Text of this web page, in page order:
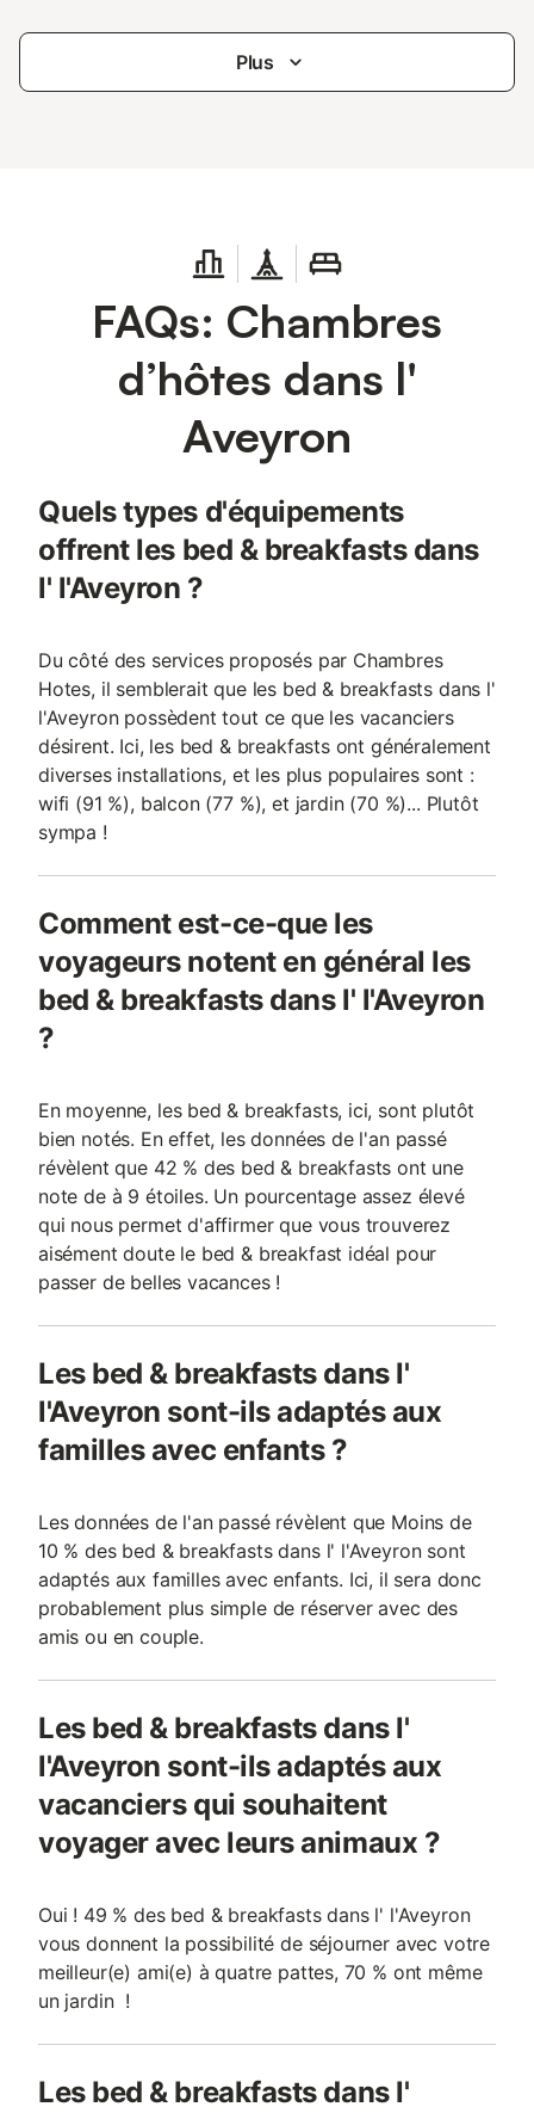
Plus
FAQs: Chambres
d’hôtes dans l'
Aveyron
Quels types d'équipements
offrent les bed & breakfasts dans
l' l'Aveyron ?
Du côté des services proposés par Chambres
Hotes, il semblerait que les bed & breakfasts dans l'
l'Aveyron possèdent tout ce que les vacanciers
désirent. Ici, les bed & breakfasts ont généralement
diverses installations, et les plus populaires sont :
wifi (91 %), balcon (77 %), et jardin (70 %)... Plutôt
sympa !
Comment est-ce-que les
voyageurs notent en général les
bed & breakfasts dans l' l'Aveyron
?
En moyenne, les bed & breakfasts, ici, sont plutôt
bien notés. En effet, les données de l'an passé
révèlent que 42 % des bed & breakfasts ont une
note de à 9 étoiles. Un pourcentage assez élevé
qui nous permet d'affirmer que vous trouverez
aisément doute le bed & breakfast idéal pour
passer de belles vacances !
Les bed & breakfasts dans l'
l'Aveyron sont-ils adaptés aux
familles avec enfants ?
Les données de l'an passé révèlent que Moins de
10 % des bed & breakfasts dans l' l'Aveyron sont
adaptés aux familles avec enfants. Ici, il sera donc
probablement plus simple de réserver avec des
amis ou en couple.
Les bed & breakfasts dans l'
l'Aveyron sont-ils adaptés aux
vacanciers qui souhaitent
voyager avec leurs animaux ?
Oui ! 49 % des bed & breakfasts dans l' l'Aveyron
vous donnent la possibilité de séjourner avec votre
meilleur(e) ami(e) à quatre pattes, 70 % ont même
un jardin !
Les bed & breakfasts dans l'